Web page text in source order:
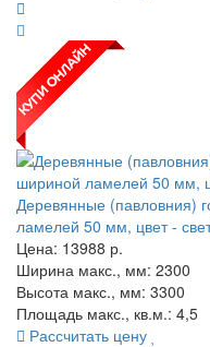
Деревянные (павловния)
ламелей 50 мм, цвет -
Цена: 13988 р.
Ширина макс., мм: 2300
Высота макс., мм: 3300
Площадь макс., кв.м.: 4,5
Рассчитать цену